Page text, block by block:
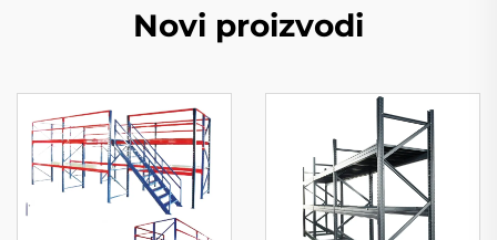
Novi proizvodi